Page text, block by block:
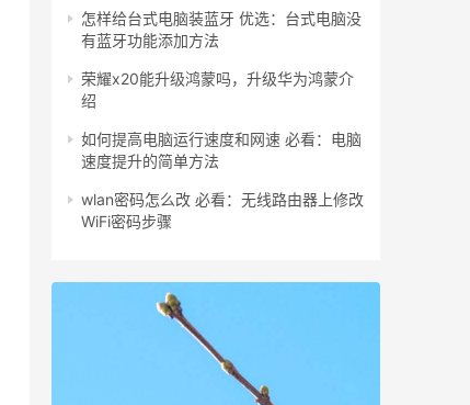
怎样给台式电脑装蓝牙 优选：台式电脑没
有蓝牙功能添加方法
荣耀x20能升级鸿蒙吗，升级华为鸿蒙介
绍
如何提高电脑运行速度和网速 必看：电脑
速度提升的简单方法
wlan密码怎么改 必看：无线路由器上修改
WiFi密码步骤